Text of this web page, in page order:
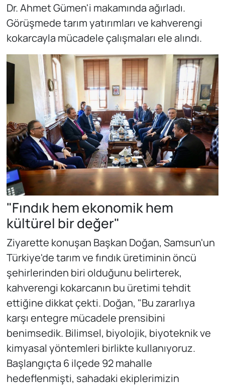
Dr. Ahmet Gümen'i makamında ağırladı.
Görüşmede tarım yatırımları ve kahverengi
kokarcayla mücadele çalışmaları ele alındı.
"Fındık hem ekonomik hem
kültürel bir değer"
Ziyarette konuşan Başkan Doğan, Samsun'un
Türkiye'de tarım ve fındık üretiminin öncü
şehirlerinden biri olduğunu belirterek,
kahverengi kokarcanın bu üretimi tehdit
ettiğine dikkat çekti. Doğan, "Bu zararlıya
karşı entegre mücadele prensibini
benimsedik. Bilimsel, biyolojik, biyoteknik ve
kimyasal yöntemleri birlikte kullanıyoruz.
Başlangıçta 6 ilçede 92 mahalle
hedeflenmişti, sahadaki ekiplerimizin